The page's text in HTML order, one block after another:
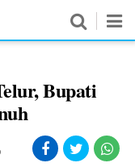
Bupati